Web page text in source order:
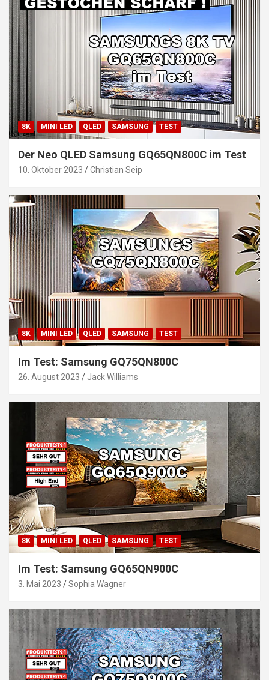
8K MINI LED QLED SAMSUNG TEST
Der Neo QLED Samsung GQ65QN800C im Test
10. Oktober 2023 Christian Seip
8K MINI LED QLED SAMSUNG TEST
Im Test: Samsung GQ75QN800C
26. August 2023 Jack Williams
8K MINI LED QLED SAMSUNG TEST
Im Test: Samsung GQ65QN900C
3. Mai 2023 Sophia Wagner